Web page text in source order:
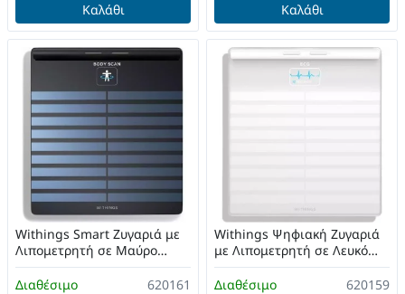
Καλάθι Καλάθι
Διαθέσιμο 620161
Withings Smart Ζυγαριά με
Λιπομετρητή σε Μαύρο
χρώμα
Διαθέσιμο 620159
Withings Ψηφιακή Ζυγαριά
με Λιπομετρητή σε Λευκό
χρώμα